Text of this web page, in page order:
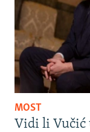
MOST
Vidi li Vučić